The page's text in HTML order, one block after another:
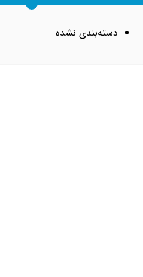
دسته‌بندی نشده